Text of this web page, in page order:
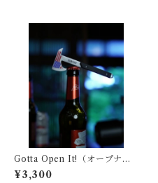
Gotta Open It!（オープナ
ー）
¥3,300